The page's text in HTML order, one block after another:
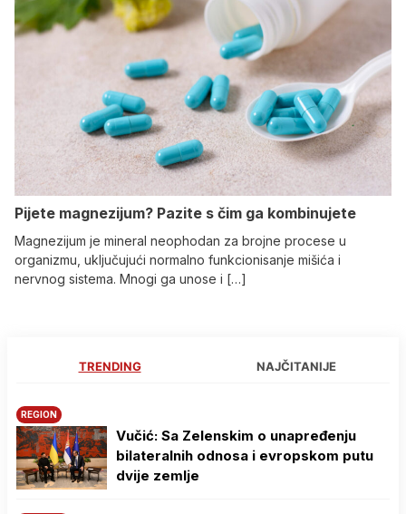
Pijete magnezijum? Pazite s čim ga kombinujete
Magnezijum je mineral neophodan za brojne procese u
organizmu, uključujući normalno funkcionisanje mišića i
nervnog sistema. Mnogi ga unose i […]
TRENDING NAJČITANIJE
REGION
Vučić: Sa Zelenskim o unapređenju
bilateralnih odnosa i evropskom putu
dvije zemlje